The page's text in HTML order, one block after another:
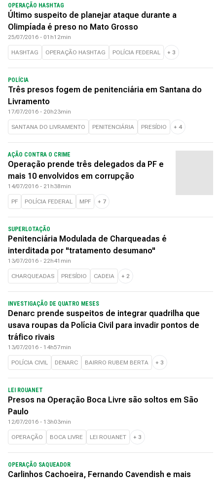
OPERAÇÃO HASHTAG
Último suspeito de planejar ataque durante a
Olimpíada é preso no Mato Grosso
25/07/2016 - 01h12min
HASHTAG OPERAÇÃO HASHTAG POLÍCIA FEDERAL + 3
POLÍCIA
Três presos fogem de penitenciária em Santana do
Livramento
17/07/2016 - 20h23min
SANTANA DO LIVRAMENTO PENITENCIÁRIA PRESÍDIO + 4
AÇÃO CONTRA O CRIME
Operação prende três delegados da PF e
mais 10 envolvidos em corrupção
14/07/2016 - 21h38min
PF POLÍCIA FEDERAL MPF + 7
SUPERLOTAÇÃO
Penitenciária Modulada de Charqueadas é
interditada por "tratamento desumano"
13/07/2016 - 22h41min
CHARQUEADAS PRESÍDIO CADEIA + 2
INVESTIGAÇÃO DE QUATRO MESES
Denarc prende suspeitos de integrar quadrilha que
usava roupas da Polícia Civil para invadir pontos de
tráfico rivais
13/07/2016 - 14h57min
POLÍCIA CIVIL DENARC BAIRRO RUBEM BERTA + 3
LEI ROUANET
Presos na Operação Boca Livre são soltos em São
Paulo
12/07/2016 - 13h03min
OPERAÇÃO BOCA LIVRE LEI ROUANET + 3
OPERAÇÃO SAQUEADOR
Carlinhos Cachoeira, Fernando Cavendish e mais